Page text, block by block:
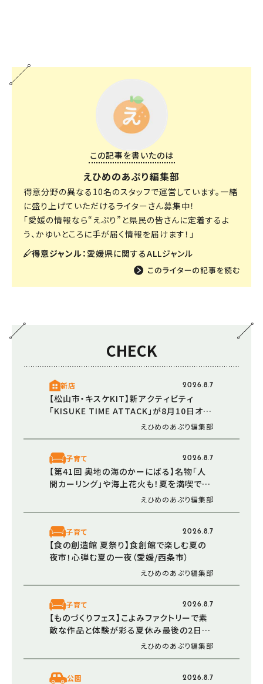
この記事を書いたのは
えひめのあぷり編集部
得意分野の異なる10名のスタッフで運営しています。一緒
に盛り上げていただけるライターさん募集中！
「愛媛の情報なら“えぷり”と県民の皆さんに定着するよ
う、かゆいところに手が届く情報を届けます！」
得意ジャンル： 愛媛県に関するALLジャンル
CHECK
新店 2026.8.7
【松山市・キスケKIT】新アクティビティ
「KISUKE TIME ATTACK」が8月10日オー
プン！ 走る・登る・くぐる――全身で障害物に挑
えひめのあぷり編集部
子育て 2026.8.7
【第41回 奥地の海のかーにばる】名物「人
間カーリング」や海上花火も！夏を満喫でき
る恒例イベント（愛媛/西予市）えひめのあぷり編集部
子育て 2026.8.7
【食の創造館 夏祭り】食創館で楽しむ夏の
夜市！心弾む夏の一夜（愛媛/西条市）
えひめのあぷり編集部
子育て 2026.8.7
【ものづくりフェス】こよみファクトリーで素
敵な作品と体験が彩る夏休み最後の2日間
えひめのあぷり編集部
公園 2026.8.7